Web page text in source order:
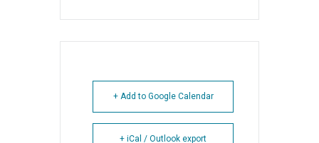
+ Add to Google Calendar
+ iCal / Outlook export